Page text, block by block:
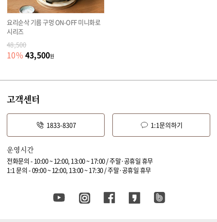
요리순삭 기름 구멍 ON-OFF 미니화로
시리즈
48,500
10% 43,500원
고객센터
1833-8307 1:1문의하기
운영시간
전화문의 - 10:00 ~ 12:00, 13:00 ~ 17:00 / 주말·공휴일 휴무
1:1 문의 - 09:00 ~ 12:00, 13:00 ~ 17:30 / 주말·공휴일 휴무